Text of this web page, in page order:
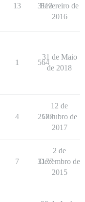
13 3113
Fevereiro de
2016
1 564
31 de Maio
de 2018
4 2577
12 de
Outubro de
2017
7 3177
2 de
Dezembro de
2015